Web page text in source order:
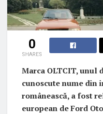
0
SHARES
Marca OLTCIT, unul
cunoscute nume din
românească, a fost
european de Ford